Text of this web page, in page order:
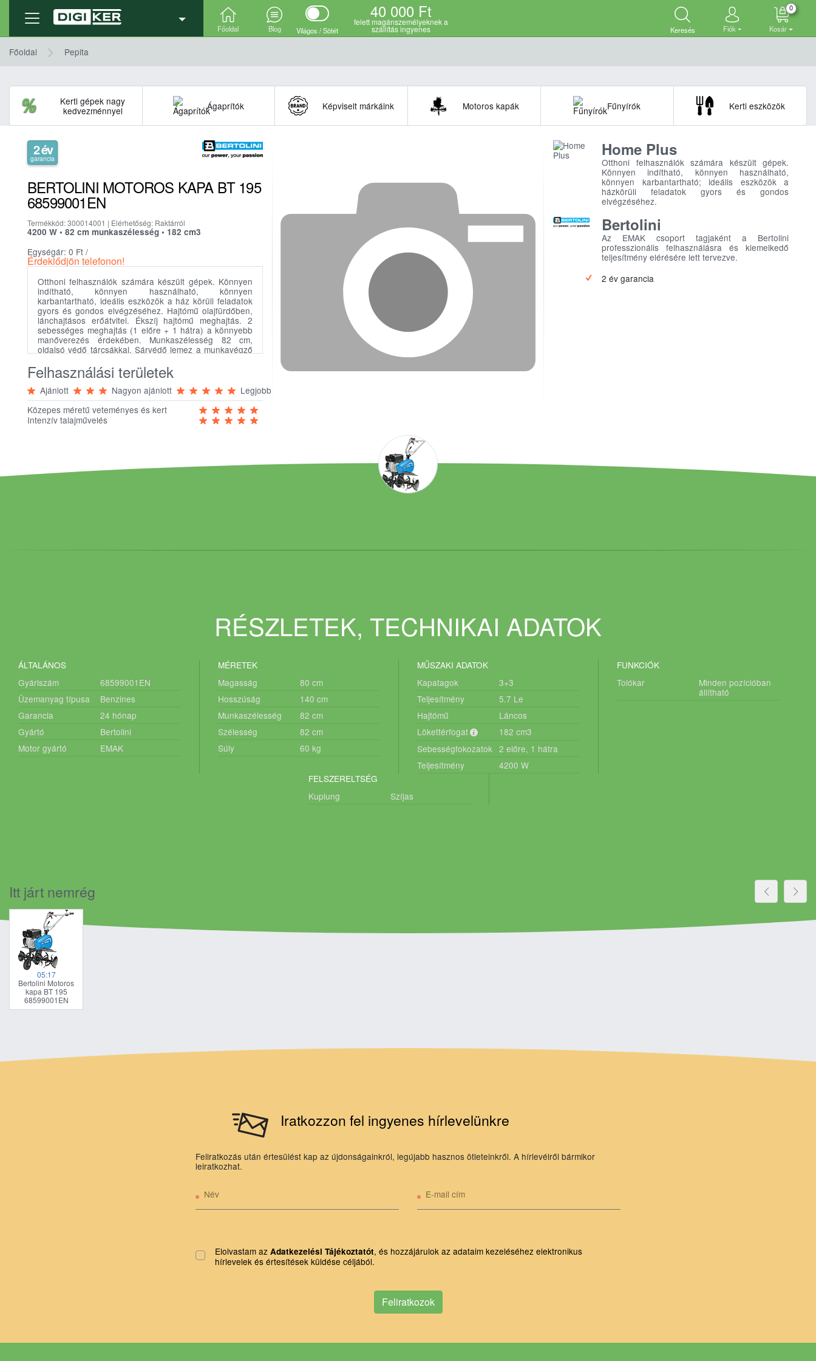
Főoldal Blog Világos / Sötét
40 000 Ft
felett magánszemélyeknek a
szállítás ingyenes Keresés Fiók Kosár
0
Főoldal Pepita
Kerti gépek nagy
kedvezménnyel
Ágaprítók Képviselt márkáink Motoros kapák Fűnyírók Kerti eszközök
2 év
garancia
BERTOLINI MOTOROS KAPA BT 195
68599001EN
Termékkód: 300014001 | Elérhetőség: Raktárról
4200 W • 82 cm munkaszélesség • 182 cm3
Egységár: 0 Ft /
Érdeklődjön telefonon!
Otthoni felhasználók számára készült gépek. Könnyen
indítható, könnyen használható, könnyen
karbantartható, ideális eszközök a ház körüli feladatok
gyors és gondos elvégzéséhez. Hajtómű olajfürdőben,
lánchajtásos erőátvitel. Ékszíj hajtómű meghajtás. 2
sebességes meghajtás (1 előre + 1 hátra) a könnyebb
manőverezés érdekében. Munkaszélesség 82 cm,
oldalsó védő tárcsákkal. Sárvédő lemez a munkavégző
kertészkedéshez. Kifejezetten ajánlott a talaj
fellazításához. Könnyen kezelhető, felhasználó-barát.
Szállító kerék a könnyű mozgatáshoz, szerszám nélkül
is egyszerűen felhajtható. Minden irányban, könnyen
állítható kormány. 82 cm széles, 2*3 tagú kapasor,
tárcsákkal.
Felhasználási területek
Ajánlott Nagyon ajánlott
Legjobb
Közepes méretű veteményes és kert
Intenzív talajművelés
Home Plus
Otthoni felhasználók számára készült gépek.
Könnyen indítható, könnyen használható,
könnyen karbantartható; ideális eszközök a
házkörüli feladatok gyors és gondos
elvégzéséhez.
Bertolini
Az EMAK csoport tagjaként a Bertolini
professzionális felhasználásra és kiemelkedő
teljesítmény elérésére lett tervezve.
2 év garancia
RÉSZLETEK, TECHNIKAI ADATOK
ÁLTALÁNOS
Gyáriszám
68599001EN
Üzemanyag típusa
Benzines
Garancia
24 hónap
Gyártó
Bertolini
Motor gyártó
EMAK
MÉRETEK
Magasság
80 cm
Hosszúság
140 cm
Munkaszélesség
82 cm
Szélesség
82 cm
Súly
60 kg
MŰSZAKI ADATOK
Kapatagok
3+3
Teljesítmény
5.7 Le
Hajtómű
Láncos
Lökettérfogat
182cm3
Sebességfokozatok 2 előre, 1 hátra
Teljesítmény
4200W
FUNKCIÓK
Tolókar
Minden pozícióban
állítható
FELSZERELTSÉG
Kuplung
Szíjas
Itt járt nemrég
05:17
Bertolini Motoros
kapa BT 195
68599001EN
Iratkozzon fel ingyenes hírlevelünkre
Feliratkozás után értesülést kap az újdonságainkról, legújabb hasznos ötleteinkről. A hírlevélről bármikor
leiratkozhat.
Név E-mail cím
Elolvastam az Adatkezelési Tájékoztatót, és hozzájárulok az adataim kezeléséhez elektronikus
hírlevelek és értesítések küldése céljából.
Feliratkozok
Termék adatlap Részletek, technikai adatok